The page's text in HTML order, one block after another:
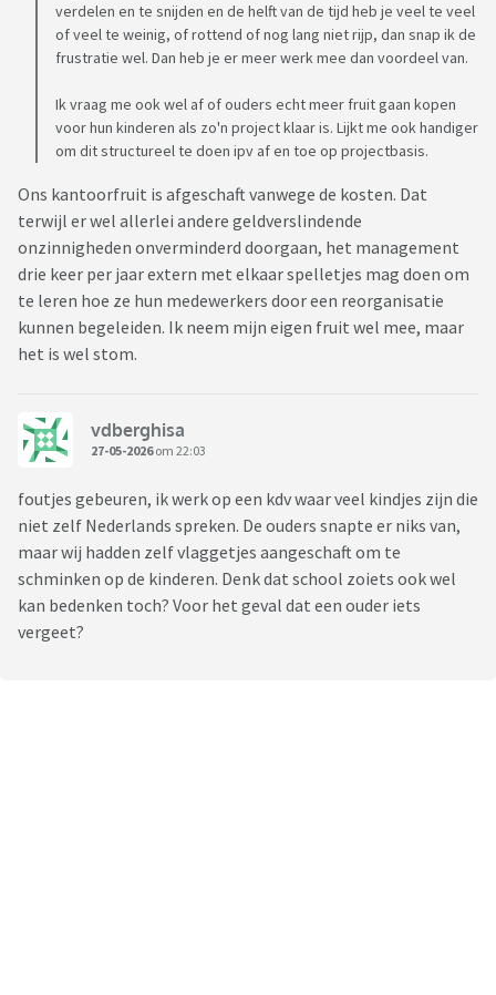
verdelen en te snijden en de helft van de tijd heb je veel te veel
of veel te weinig, of rottend of nog lang niet rijp, dan snap ik de
frustratie wel. Dan heb je er meer werk mee dan voordeel van.
Ik vraag me ook wel af of ouders echt meer fruit gaan kopen
voor hun kinderen als zo'n project klaar is. Lijkt me ook handiger
om dit structureel te doen ipv af en toe op projectbasis.
Ons kantoorfruit is afgeschaft vanwege de kosten. Dat
terwijl er wel allerlei andere geldverslindende
onzinnigheden onverminderd doorgaan, het management
drie keer per jaar extern met elkaar spelletjes mag doen om
te leren hoe ze hun medewerkers door een reorganisatie
kunnen begeleiden. Ik neem mijn eigen fruit wel mee, maar
het is wel stom.
vdberghisa
27-05-2026om 22:03
foutjes gebeuren, ik werk op een kdv waar veel kindjes zijn die
niet zelf Nederlands spreken. De ouders snapte er niks van,
maar wij hadden zelf vlaggetjes aangeschaft om te
schminken op de kinderen. Denk dat school zoiets ook wel
kan bedenken toch? Voor het geval dat een ouder iets
vergeet?